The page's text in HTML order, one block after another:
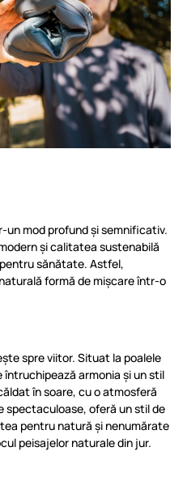
un mod profund și semnificativ.
și calitatea sustenabilă
sănătate. Astfel,
formă de mișcare într-o
spre viitor. Situat la poalele
întruchipează armonia și un stil
în soare, cu o atmosferă
spectaculoase, oferă un stil de
pentru natură și nenumărate
peisajelor naturale din jur.